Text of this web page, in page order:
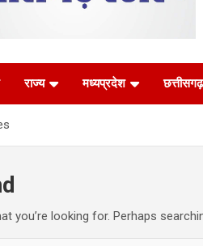
Star
राज्य मध्यप्रदेश छत्तीसगढ़
you’re looking for. Perhaps